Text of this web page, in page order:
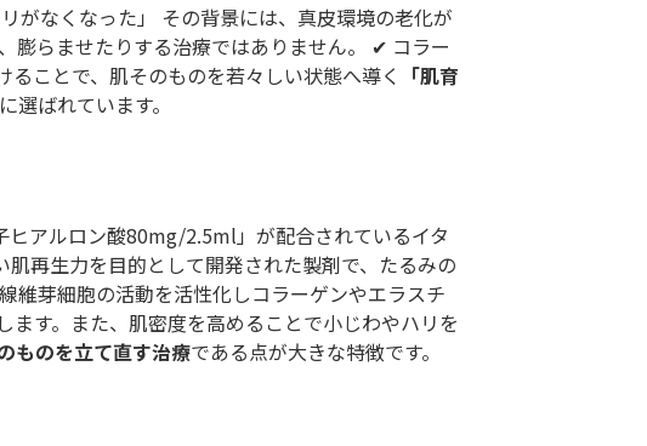
イシャル ウルトラセルQプラス
リフト
注射 点滴・注射Bar
一覧 ゼオスキンヘルス
がなくなった」 その背景には、真皮環境の老化が
膨らませたりする治療ではありません。 ✔ コラー
ことで、肌そのものを若々しい状態へ導く
「肌育
ばれています。
アルロン酸80mg/2.5ml」が配合されているイタ
再生力を目的として開発された製剤で、たるみの
維芽細胞の活動を活性化しコラーゲンやエラスチ
す。また、肌密度を高めることで小じわやハリを
ものを立て直す治療である点が大きな特徴です。